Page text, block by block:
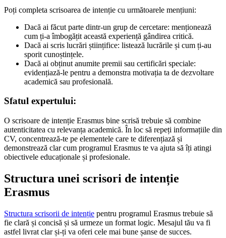
Poți completa scrisoarea de intenție cu următoarele mențiuni:
Dacă ai făcut parte dintr-un grup de cercetare: menționează
cum ți-a îmbogățit această experiență gândirea critică.
Dacă ai scris lucrări științifice: listează lucrările și cum ți-au
sporit cunoștințele.
Dacă ai obținut anumite premii sau certificări speciale:
evidențiază-le pentru a demonstra motivația ta de dezvoltare
academică sau profesională.
Sfatul expertului:
O scrisoare de intenție Erasmus bine scrisă trebuie să combine
autenticitatea cu relevanța academică. În loc să repeți informațiile din
CV, concentrează-te pe elementele care te diferențiază și
demonstrează clar cum programul Erasmus te va ajuta să îți atingi
obiectivele educaționale și profesionale.
Structura unei scrisori de intenție
Erasmus
Structura scrisorii de intenție pentru programul Erasmus trebuie să
fie clară și concisă și să urmeze un format logic. Mesajul tău va fi
astfel livrat clar și-ți va oferi cele mai bune șanse de succes.